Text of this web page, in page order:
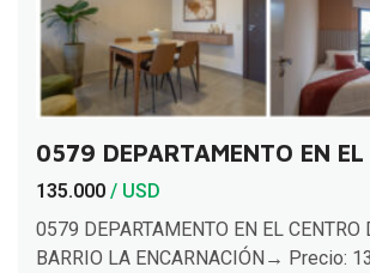
0579 DEPARTAMENTO EN
135.000 / USD
0579 DEPARTAMENTO EN EL CENTRO
BARRIO LA ENCARNACIÓN→ Precio: